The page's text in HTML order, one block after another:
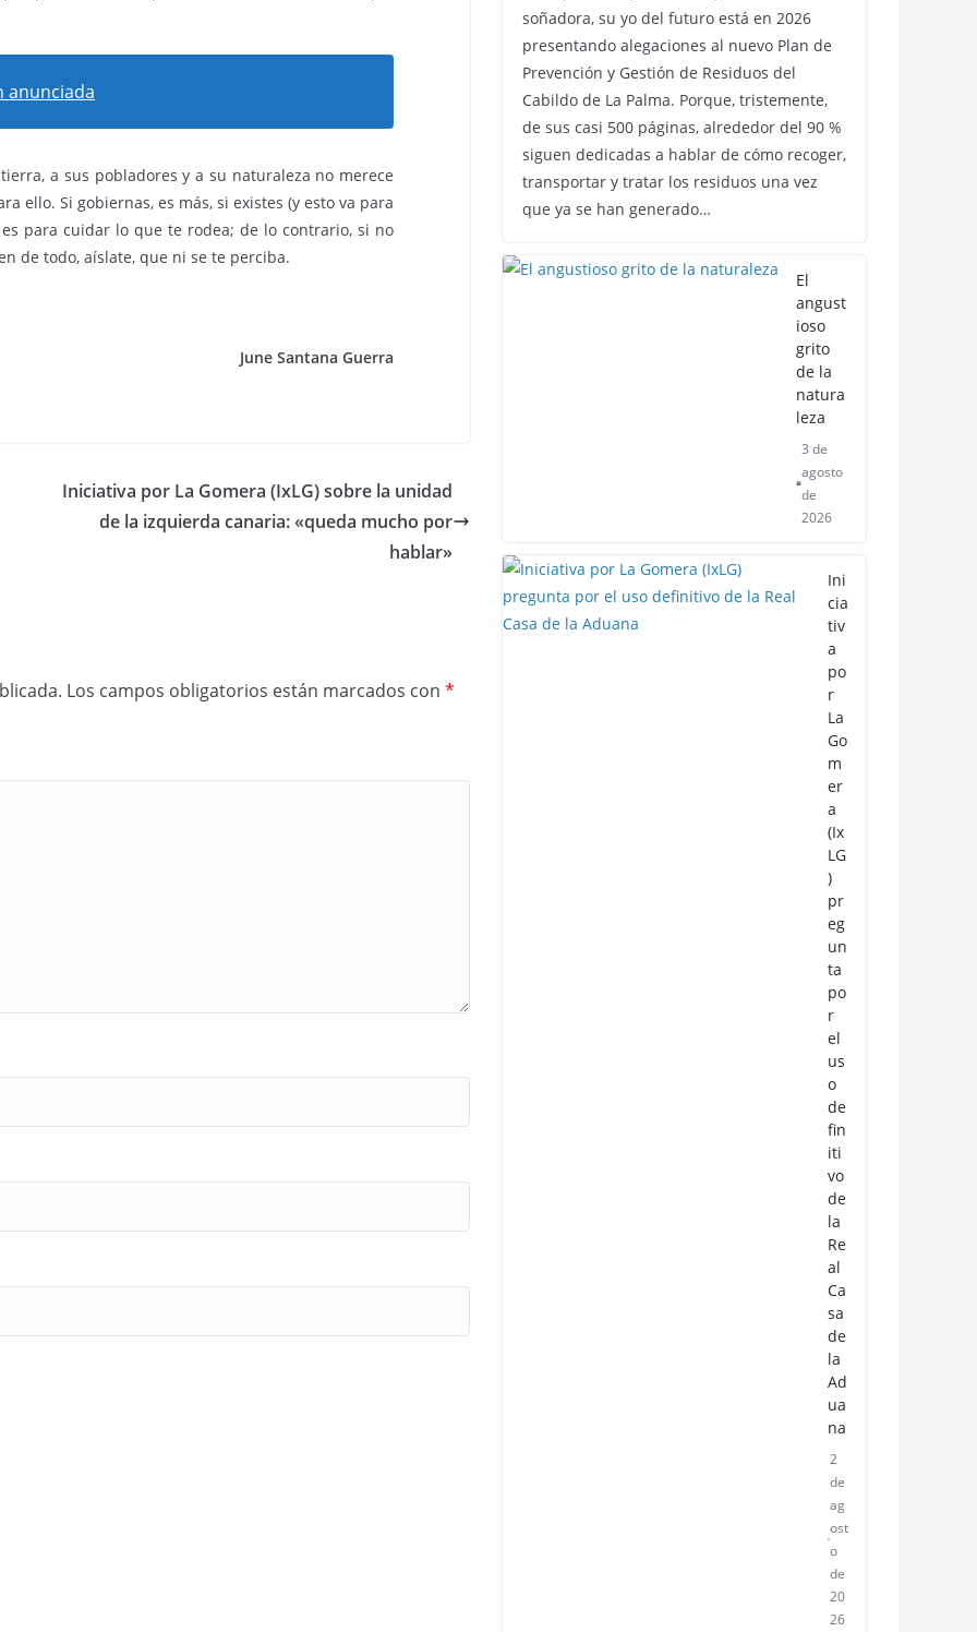
anunciada
a sus pobladores y a su naturaleza no merece
ello. Si gobiernas, es más, si existes (y esto va para
para cuidar lo que te rodea; de lo contrario, si no
de todo, aíslate, que ni se te perciba.
June Santana Guerra
Iniciativa por La Gomera (IxLG) sobre la unidad
de la izquierda canaria: «queda mucho por
hablar»
Los campos obligatorios están marcados con *
soñadora, su yo del futuro está en 2026
presentando alegaciones al nuevo Plan de
Prevención y Gestión de Residuos del
Cabildo de La Palma. Porque, tristemente,
de sus casi 500 páginas, alrededor del 90 %
siguen dedicadas a hablar de cómo recoger,
transportar y tratar los residuos una vez
que ya se han generado…
El
angust
ioso
grito
de la
natura
leza
3 de
agosto
de
2026
Ini
cia
tiv
a
po
r
La
Go
m
er
a
(Ix
LG
)
pr
eg
un
ta
po
r
el
us
o
de
fin
iti
vo
de
la
Re
al
Ca
sa
de
la
Ad
ua
na
2
de
ag
ost
o
de
20
26